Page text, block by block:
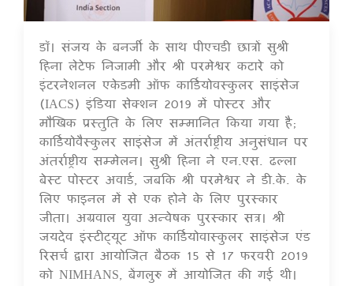
16 Jul 2020
डॉ। संजय के बनर्जी के साथ पीएचडी छात्रों सुश्री
हिना लेटेफ निजामी और श्री परमेश्वर कटारे को
इंटरनेशनल एकेडमी ऑफ कार्डियोवस्कुलर साइंसेज
(IACS) इंडिया सेक्शन 2019 में पोस्टर और
मौखिक प्रस्तुति के लिए सम्मानित किया गया है;
कार्डियोवैस्कुलर साइंसेज में अंतर्राष्ट्रीय अनुसंधान पर
अंतर्राष्ट्रीय सम्मेलन। सुश्री हिना ने एन.एस. ढल्ला
बेस्ट पोस्टर अवार्ड, जबकि श्री परमेश्वर ने डी.के. के
लिए फाइनल में से एक होने के लिए पुरस्कार
जीता। अग्रवाल युवा अन्वेषक पुरस्कार सत्र। श्री
जयदेव इंस्टीट्यूट ऑफ कार्डियोवास्कुलर साइंसेज एंड
रिसर्च द्वारा आयोजित बैठक 15 से 17 फरवरी 2019
को NIMHANS, बेंगलुरु में आयोजित की गई थी।